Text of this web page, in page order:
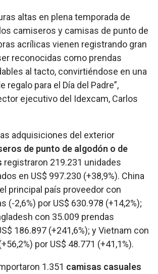
altas en plena temporada de
camiseros y camisas de punto de
acrílicas vienen registrando gran
reconocidas como prendas
al tacto, convirtiéndose en una
regalo para el Día del Padre”,
ejecutivo del Idexcam, Carlos
adquisiciones del exterior
de punto de algodón o de
registraron 219.231 unidades
en US$ 997.230 (+38,9%). China
principal país proveedor con
(-2,6%) por US$ 630.978 (+14,2%);
con 35.009 prendas
186.897 (+241,6%); y Vietnam con
por US$ 48.771 (+41,1%).
1.351 camisas casuales